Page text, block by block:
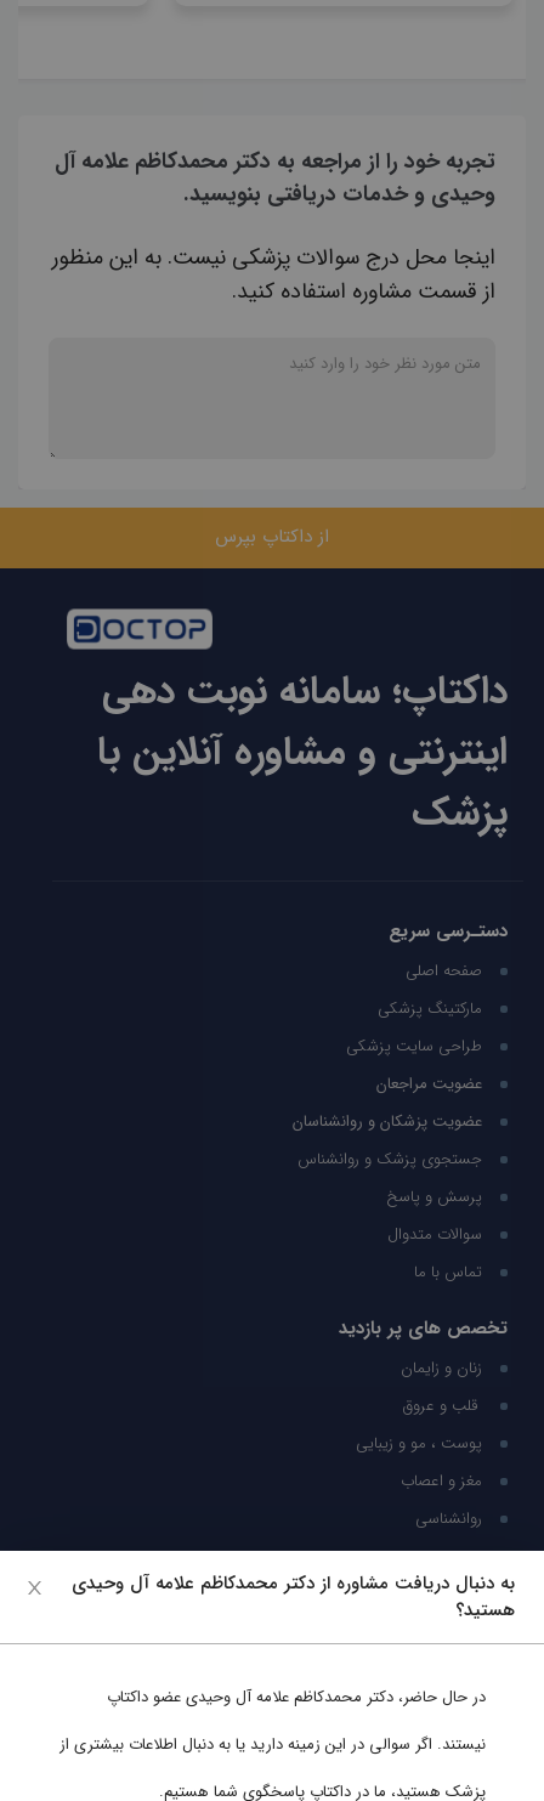
تجربه خود را از مراجعه به دکتر محمدکاظم علامه آل
وحیدی و خدمات دریافتی بنویسید.
اینجا محل درج سوالات پزشکی نیست. به این منظور
از قسمت مشاوره استفاده کنید.
از داکتاپ بپرس
داکتاپ؛ سامانه نوبت دهی
اینترنتی و مشاوره آنلاین با
پزشک
دستـرسی سریع
صفحه اصلی
مارکتینگ پزشکی
طراحی سایت پزشکی
عضویت مراجعان
عضویت پزشکان و روانشناسان
جستجوی پزشک و روانشناس
پرسش و پاسخ
سوالات متدوال
تماس با ما
تخصص های پر بازدید
زنان و زایمان
قلب و عروق
پوست ، مو و زیبایی
مغز و اعصاب
روانشناسی
شبکه های اجتماعی
ما را در شبکه های اجتماعی دنبال کنید
به دنبال دریافت مشاوره از دکتر محمدکاظم علامه آل وحیدی
هستید؟
در حال حاضر، دکتر محمدکاظم علامه آل وحیدیعضو داکتاپ
نیستند. اگر سوالی در این زمینه دارید یا به دنبال اطلاعات بیشتری از
پزشک هستید، ما در داکتاپ پاسخگوی شما هستیم.